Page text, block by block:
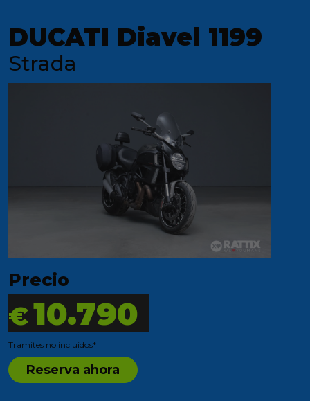
DUCATI Diavel 1199
Strada
Precio
€10.790
Tramites no incluidos*
Reserva ahora